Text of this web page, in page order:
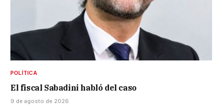
POLÍTICA
El fiscal Sabadini habló del caso
9 de agosto de 2026